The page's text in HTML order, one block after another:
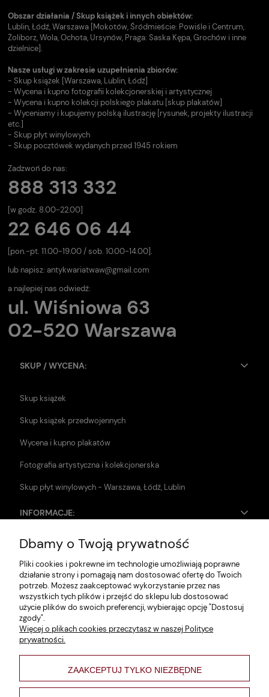
Obszar działania / Skup książek i innych obiektów:
Lublin, Łódź, Warszawa [Mokotów, Śródmieście: Powiśle i Centrum,
Żoliborz, Wola, Ochota, Ursynów, Praga: Saska Kępa, Grochów i inne
dzielnice].
Nasze usługi w zakresie uzupełnienia zbiorów:
- Skup książek [Warszawa, Lublin, Łódź]
- Wycena i kupno fotografii kolekcjonerskiej i artystycznej
- Wycena i kupno kolekcji polskiego plakatu [skup plakatów]
- Wyceniamy i kupujemy polską ilustrację [rysunek, projekty ilustracji
etc.]
- Skup płyt winylowych
- Skup pocztówek wydanych przed 1945 rokiem
Zadzwoń do nas:
888 313 332
[w godz. 8.00-22.00]
22 646 06 44
[pon.-pt. 11.00-19.00 / sob. 10.00-14.00].
lub napisz: antykwariatwaw@gmail.com
a najlepiej nas odwiedź:
ul. Wiśniowa 63
02-520 Warszawa
SKUP / WYCENA:
Skup książek
Skup książek przedwojennych
Wycena i kupno plakatów
Fotografia artystyczna i kolekcjonerska
Skup płyt winylowych - Warszawa, Łódź, Lublin
INFORMACJE:
Zwroty i reklamacje
Dane firmy
Jak szukać?
Polityka prywatności
Regulamin
Poltyka cookies
varsaviana
Dbamy o Twoją prywatność
Pliki cookies i pokrewne im technologie umożliwiają poprawne
działanie strony i pomagają nam dostosować ofertę do Twoich
potrzeb. Możesz zaakceptować wykorzystanie przez nas
wszystkich tych plików i przejść do sklepu lub dostosować
użycie plików do swoich preferencji, wybierając opcję "Dostosuj
zgody".
Więcej o plikach cookies przeczytasz w naszej Polityce
prywatności.
ZAAKCEPTUJ TYLKO NIEZBĘDNE